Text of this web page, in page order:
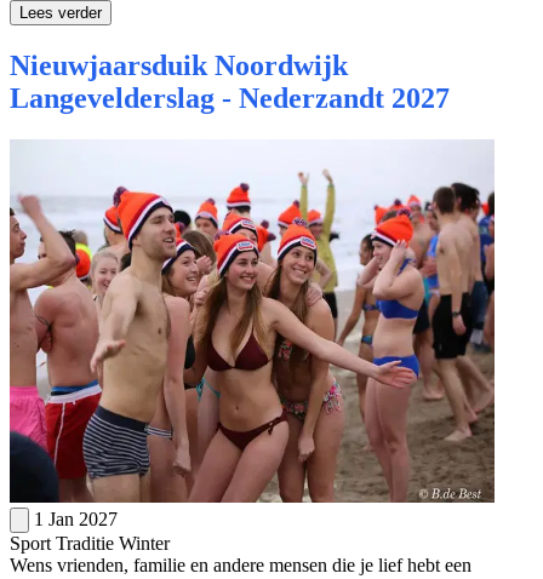
Lees verder
Nieuwjaarsduik Noordwijk
Langevelderslag - Nederzandt 2027
1 Jan 2027
Sport Traditie Winter
Wens vrienden, familie en andere mensen die je lief hebt een